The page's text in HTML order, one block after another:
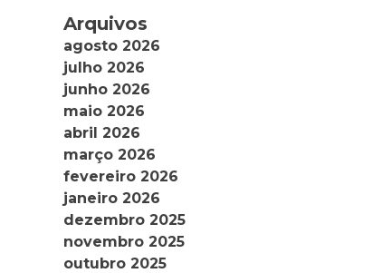
Arquivos
agosto 2026
julho 2026
junho 2026
maio 2026
abril 2026
março 2026
fevereiro 2026
janeiro 2026
dezembro 2025
novembro 2025
outubro 2025